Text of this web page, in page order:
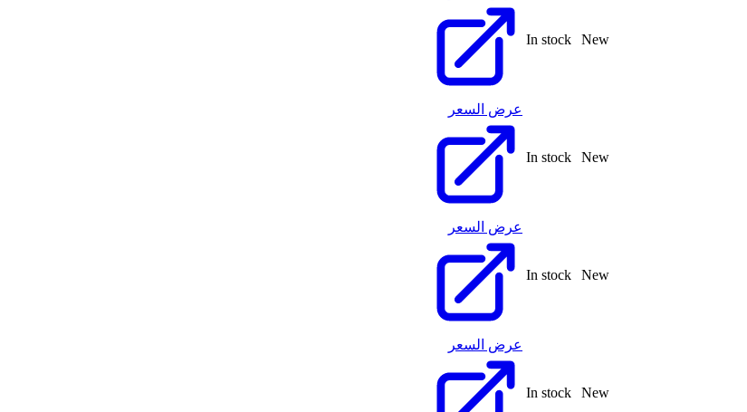
New
In stock
New
In stock
عرض السعر
New
In stock
عرض السعر
New
In stock
عرض السعر